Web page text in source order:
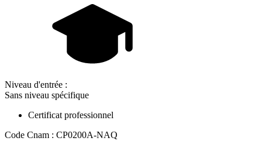
Niveau d'entrée :
Sans niveau spécifique
Certificat professionnel
Code Cnam : CP0200A-NAQ